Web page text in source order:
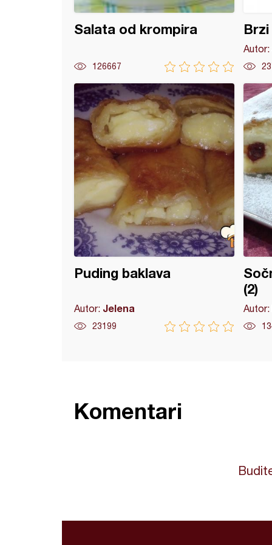
Salata od krompira
126667
Autor:
Puding baklava
Autor: Jelena
23199
(2)
Autor:
Komentari